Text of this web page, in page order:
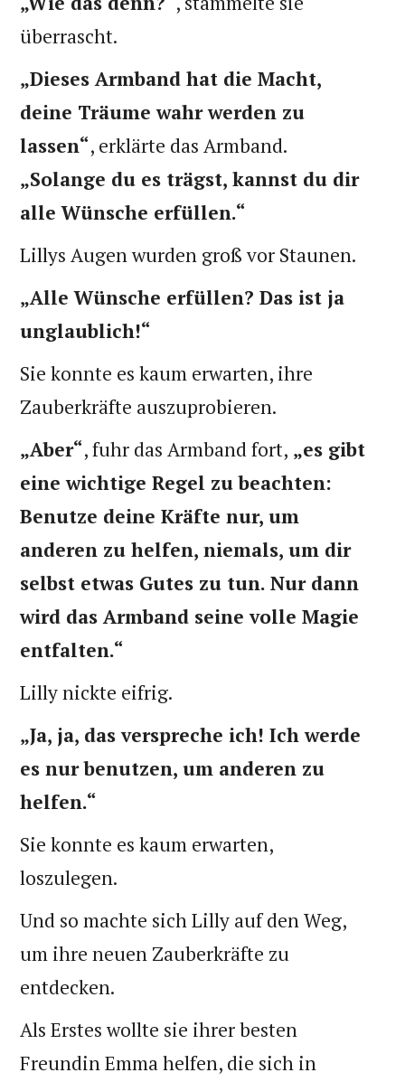
überrascht.
„Dieses Armband hat die Macht,
deine Träume wahr werden zu
lassen“, erklärte das Armband.
„Solange du es trägst, kannst du dir
alle Wünsche erfüllen.“
Lillys Augen wurden groß vor Staunen.
„Alle Wünsche erfüllen? Das ist ja
unglaublich!“
Sie konnte es kaum erwarten, ihre
Zauberkräfte auszuprobieren.
„Aber“, fuhr das Armband fort, „es gibt
eine wichtige Regel zu beachten:
Benutze deine Kräfte nur, um
anderen zu helfen, niemals, um dir
selbst etwas Gutes zu tun. Nur dann
wird das Armband seine volle Magie
entfalten.“
Lilly nickte eifrig.
„Ja, ja, das verspreche ich! Ich werde
es nur benutzen, um anderen zu
helfen.“
Sie konnte es kaum erwarten,
loszulegen.
Und so machte sich Lilly auf den Weg,
um ihre neuen Zauberkräfte zu
entdecken.
Als Erstes wollte sie ihrer besten
Freundin Emma helfen, die sich in